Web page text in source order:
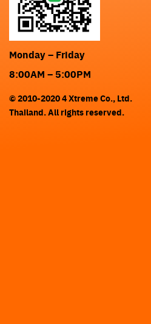
Monday – Friday
8:00AM – 5:00PM
© 2010-2020 4 Xtreme Co., Ltd.
Thailand. All rights reserved.